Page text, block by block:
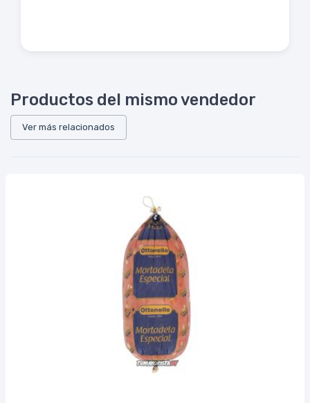
Productos del mismo vendedor
Ver más relacionados